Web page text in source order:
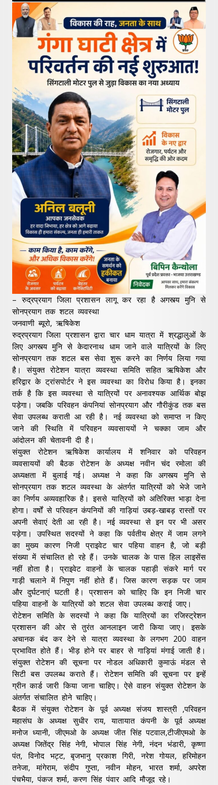
– रुद्रप्रयाग जिला प्रशासन लागू कर रहा है अगस्त्य मुनि से
सोनप्रयाग तक शटल व्यवस्था
जनवाणी ब्यूरो, ऋषिकेश
रुद्रप्रयाग जिला प्रशासन द्वारा चार धाम यात्रा में श्रद्धालुओं के
लिए अगस्त्य मुनि से केदारनाथ धाम जाने वाले यात्रियों के लिए
सोनप्रयाग तक शटल बस सेवा शुरू करने का निर्णय लिया गया
है। संयुक्त रोटेशन यात्रा व्यवस्था समिति सहित ऋषिकेश और
हरिद्वार के ट्रांसपोर्टर ने इस व्यवस्था का विरोध किया है। इनका
तर्क है कि इस व्यवस्था से यात्रियों पर अनावश्यक आर्थिक बोझ
पड़ेगा। जबकि परिवहन कंपनियां सोनप्रयाग और गौरीकुंड तक बस
सेवा उपलब्ध कराती आ रही है। नई व्यवस्था को समाप्त न किए
जाने की स्थिति में परिवहन व्यवसाययों ने चक्का जाम और
आंदोलन की चेतावनी दी है।
संयुक्त रोटेशन ऋषिकेश कार्यालय में शनिवार को परिवहन
व्यवसाययों की बैठक रोटेशन के अध्यक्ष नवीन चंद रमोला की
अध्यक्षता में बुलाई गई। अध्यक्ष ने कहा कि अगस्त्य मुनि से
सोनप्रयाग तक शटल व्यवस्था के अंतर्गत यात्रियों को भेजे जाने
का निर्णय अव्यवहारिक है। इससे यात्रियों को अतिरिक्त भाड़ा देना
होगा। वर्षों से परिवहन कंपनियों की गाड़ियां उबड़-खाबड़ रास्तों पर
अपनी सेवाएं देती आ रही है। नई व्यवस्था से इन पर भी असर
पड़ेगा। उपस्थित सदस्यों ने कहा कि पर्वतीय क्षेत्र में जाम लगने
का मुख्य कारण निजी प्राइवेट चार पहिया वाहन है, जो बड़ी
संख्या में संचालित हो रहे हैं। उनके चालक के पास हिल लाइसेंस
नहीं होता है। प्राइवेट वाहनों के चालक पहाड़ी संकरे मार्ग पर
गाड़ी चलाने में निपुण नहीं होते हैं। जिस कारण सड़क पर जाम
और दुर्घटनाएं घटती है। प्रशासन को चाहिए कि इन निजी चार
पहिया वाहनों के यात्रियों को शटल सेवा उपलब्ध कराई जाए।
रोटेशन समिति के सदस्यों ने कहा कि यात्रियों का रजिस्ट्रेशन
प्रशासन की ओर से तुरंत आनलाइन जारी किया जाए। इसके
अचानक बंद कर देने से यात्रा व्यवस्था के लगभग 200 वाहन
प्रभावित होते हैं। भीड़ होने पर बाहर से गाड़ियां मंगाई जाती है।
संयुक्त रोटेशन की सूचना पर नोडल अधिकारी कुमाऊं मंडल से
सिटी बस उपलब्ध कराते हैं। रोटेशन समिति की सूचना पर इन्हें
ग्रीन कार्ड जारी किया जाना चाहिए। ऐसे वाहन संयुक्त रोटेशन के
अंतर्गत संचालित होने चाहिए।
बैठक में संयुक्त रोटेशन के पूर्व अध्यक्ष संजय शास्त्री ,परिवहन
महासंघ के अध्यक्ष सुधीर राय, यातायात कंपनी के पूर्व अध्यक्ष
मनोज ध्यानी, जीएमओ के अध्यक्ष जीत सिंह पटवाल,टीजीएमओ के
अध्यक्ष जितेंद्र सिंह नेगी, भोपाल सिंह नेगी, नंदन भंडारी, कृष्णा
पंत, विनोद भट्ट, बृजभानु प्रकाश गिरी, नरेश गोयल, हरिमोहन
तनेजा, मांगेराम, संदीप गुप्ता, नवीन मोहन, भारत शर्मा, अपरेश
पंचभैया, पंकज शर्मा, करण सिंह पंवार आदि मौजूद रहे।